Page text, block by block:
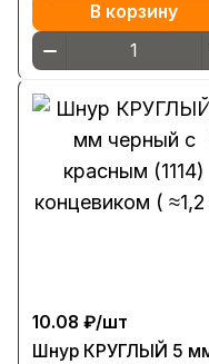
В корзину
10.08 ₽/шт
Шнур КРУГЛЫЙ 5